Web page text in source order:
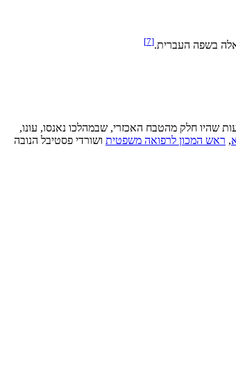
אלה בשפה העברית.[7]
שהיו חלק מהטבח האכזרי, שבמהלכו נאנסו, עונו,
, ראש המכון לרפואה משפטית ושורדי פסטיבל הנובה